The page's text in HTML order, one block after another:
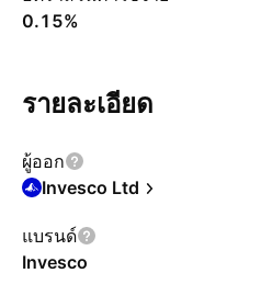
0.15%
รายละเอียด
ผู้ออก
Invesco Ltd
แบรนด์
Invesco